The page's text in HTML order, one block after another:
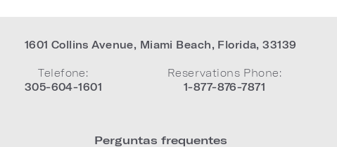
1601 Collins Avenue, Miami Beach, Florida,33139
Telefone:
305-604-1601
Reservations Phone:
1-877-876-7871
Perguntas frequentes